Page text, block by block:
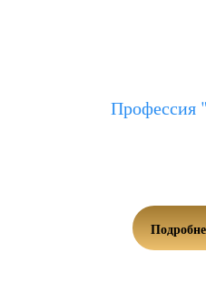
Профессия